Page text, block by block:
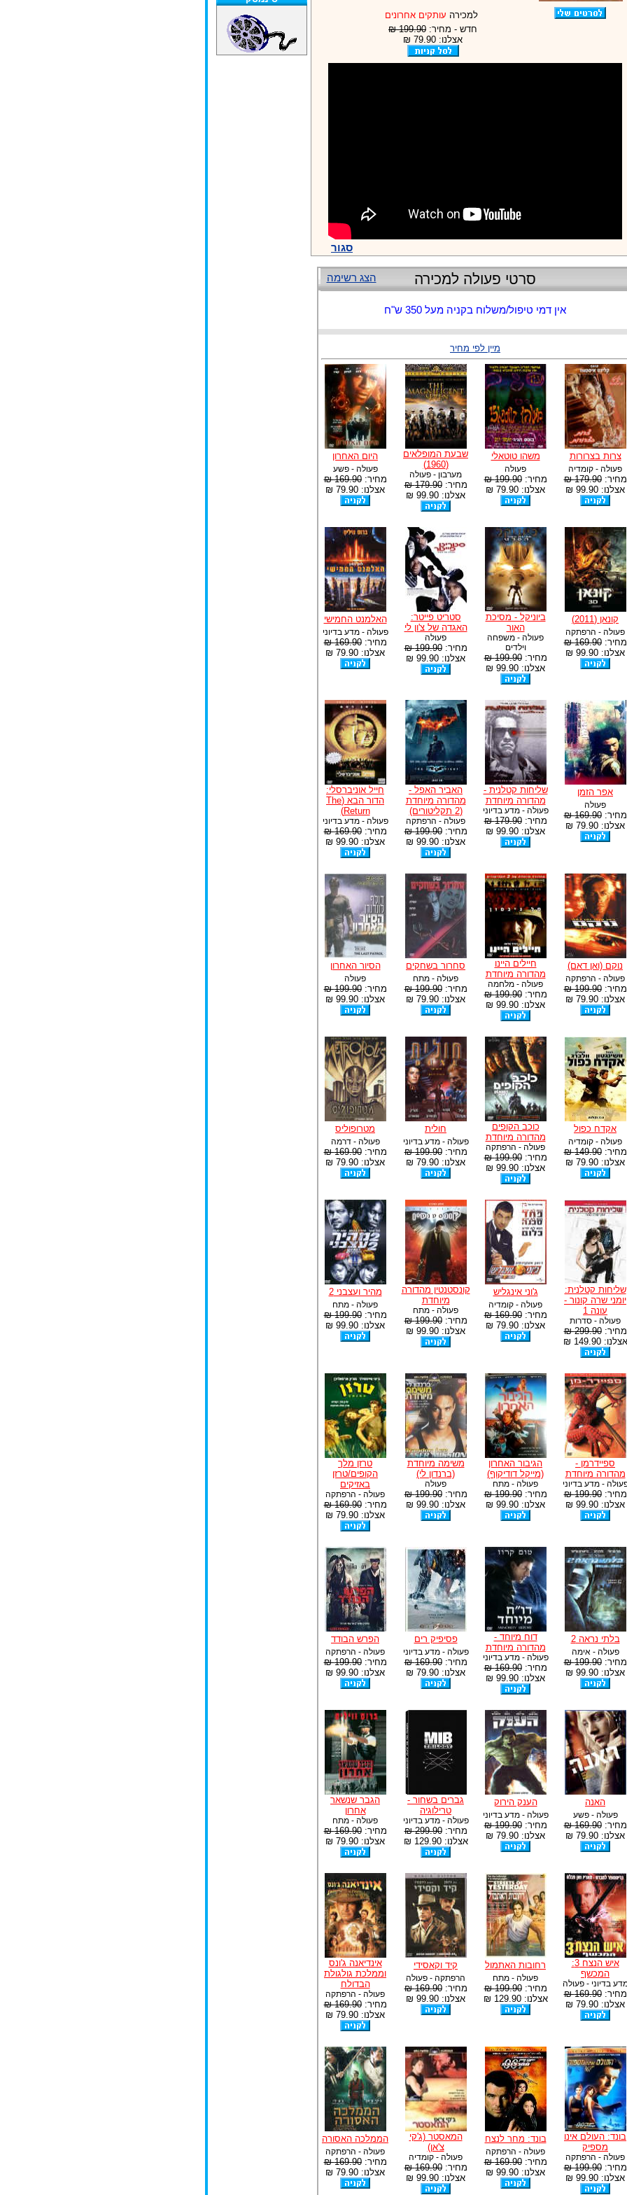
למכירה עותקים אחרונים
חדש - מחיר: 199.90 ₪
אצלנו: 79.90 ₪
סגור
הצג רשימה סרטי פעולה למכירה
אין דמי טיפול/משלוח בקניה מעל 350 ש"ח
מיין לפי מחיר
צרות בצרורות
פעולה - קומדיה
מחיר:179.90 ₪
אצלנו: 99.90 ₪
משהו טוטאלי
פעולה
מחיר:199.90 ₪
אצלנו: 79.90 ₪
שבעת המופלאים
(1960)
מערבון - פעולה
מחיר:179.90 ₪
אצלנו: 99.90 ₪
היום האחרון
פעולה - פשע
מחיר:169.90 ₪
אצלנו: 79.90 ₪
קונאן (2011)
פעולה - הרפתקה
מחיר:169.90 ₪
אצלנו: 99.90 ₪
ביוניקל - מסיכת
האור
פעולה - משפחה
וילדים
מחיר:199.90 ₪
אצלנו: 99.90 ₪
סטריט פייטר:
האגדה של צ'ון לי
פעולה
מחיר:199.90 ₪
אצלנו: 99.90 ₪
האלמנט החמישי
פעולה - מדע בדיוני
מחיר:169.90 ₪
אצלנו: 79.90 ₪
אפר הזמן
פעולה
מחיר:169.90 ₪
אצלנו: 79.90 ₪
שליחות קטלנית -
מהדורה מיוחדת
פעולה - מדע בדיוני
מחיר:179.90 ₪
אצלנו: 99.90 ₪
האביר האפל -
מהדורה מיוחדת
(2 תקליטורים)
פעולה - הרפתקה
מחיר:199.90 ₪
אצלנו: 99.90 ₪
חייל אוניברסלי:
הדור הבא (The
Return)
פעולה - מדע בדיוני
מחיר:169.90 ₪
אצלנו: 99.90 ₪
נוקם (ואן דאם)
פעולה - הרפתקה
מחיר:199.90 ₪
אצלנו: 79.90 ₪
חיילים היינו
מהדורה מיוחדת
פעולה - מלחמה
מחיר:199.90 ₪
אצלנו: 99.90 ₪
סחרור בשחקים
פעולה - מתח
מחיר:199.90 ₪
אצלנו: 79.90 ₪
הסיור האחרון
פעולה
מחיר:199.90 ₪
אצלנו: 99.90 ₪
אקדח כפול
פעולה - קומדיה
מחיר:149.90 ₪
אצלנו: 79.90 ₪
כוכב הקופים
מהדורה מיוחדת
פעולה - הרפתקה
מחיר:199.90 ₪
אצלנו: 99.90 ₪
חולית
פעולה - מדע בדיוני
מחיר:199.90 ₪
אצלנו: 79.90 ₪
מטרופוליס
פעולה - דרמה
מחיר:169.90 ₪
אצלנו: 79.90 ₪
שליחות קטלנית:
יומני שרה קונור -
עונה 1
פעולה - סדרות
מחיר:299.90 ₪
אצלנו: 149.90 ₪
ג'וני אינגליש
פעולה - קומדיה
מחיר:169.90 ₪
אצלנו: 79.90 ₪
קונסטנטין מהדורה
מיוחדת
פעולה - מתח
מחיר:199.90 ₪
אצלנו: 99.90 ₪
מהיר ועצבני 2
פעולה - מתח
מחיר:199.90 ₪
אצלנו: 99.90 ₪
ספיידרמן -
מהדורה מיוחדת
- מדע בדיוני
מחיר:199.90 ₪
אצלנו: 99.90 ₪
הגיבור האחרון
(מייקל דודיקוף)
פעולה - מתח
מחיר:199.90 ₪
אצלנו: 99.90 ₪
משימה מיוחדת
(ברנדון לי)
פעולה
מחיר:199.90 ₪
אצלנו: 99.90 ₪
טרזן מלך
הקופים/טרזן
באזיקים
פעולה - הרפתקה
מחיר:169.90 ₪
אצלנו: 79.90 ₪
בלתי נראה 2
פעולה - אימה
מחיר:199.90 ₪
אצלנו: 99.90 ₪
דוח מיוחד -
מהדורה מיוחדת
פעולה - מדע בדיוני
מחיר:169.90 ₪
אצלנו: 99.90 ₪
פסיפיק רים
פעולה - מדע בדיוני
מחיר:169.90 ₪
אצלנו: 79.90 ₪
הפרש הבודד
פעולה - הרפתקה
מחיר:199.90 ₪
אצלנו: 99.90 ₪
האנה
פעולה - פשע
מחיר:169.90 ₪
אצלנו: 79.90 ₪
הענק הירוק
פעולה - מדע בדיוני
מחיר:199.90 ₪
אצלנו: 79.90 ₪
גברים בשחור -
טרילוגיה
פעולה - מדע בדיוני
מחיר:299.90 ₪
אצלנו: 129.90 ₪
הגבר שנשאר
אחרון
פעולה - מתח
מחיר:169.90 ₪
אצלנו: 79.90 ₪
איש הנצח 3:
המכשף
בדיוני - פעולה
מחיר:169.90 ₪
אצלנו: 79.90 ₪
רחובות האתמול
פעולה - מתח
מחיר:199.90 ₪
אצלנו: 129.90 ₪
קיד וקאסידי
הרפתקה - פעולה
מחיר:169.90 ₪
אצלנו: 99.90 ₪
אינדיאנה ג'ונס
וממלכת גולגולת
הבדולח
פעולה - הרפתקה
מחיר:169.90 ₪
אצלנו: 79.90 ₪
בונד: העולם אינו
מספיק
פעולה - הרפתקה
מחיר:199.90 ₪
אצלנו: 99.90 ₪
בונד: מחר לנצח
פעולה - הרפתקה
מחיר:169.90 ₪
אצלנו: 99.90 ₪
המאסטר (ג'קי
צ'אן)
פעולה - קומדיה
מחיר:169.90 ₪
אצלנו: 99.90 ₪
הממלכה האסורה
פעולה - הרפתקה
מחיר:169.90 ₪
אצלנו: 79.90 ₪